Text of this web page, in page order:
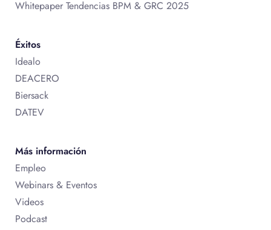
Whitepaper Tendencias BPM & GRC 2025
Éxitos
Idealo
DEACERO
Biersack
DATEV
Más información
Empleo
Webinars & Eventos
Videos
Podcast